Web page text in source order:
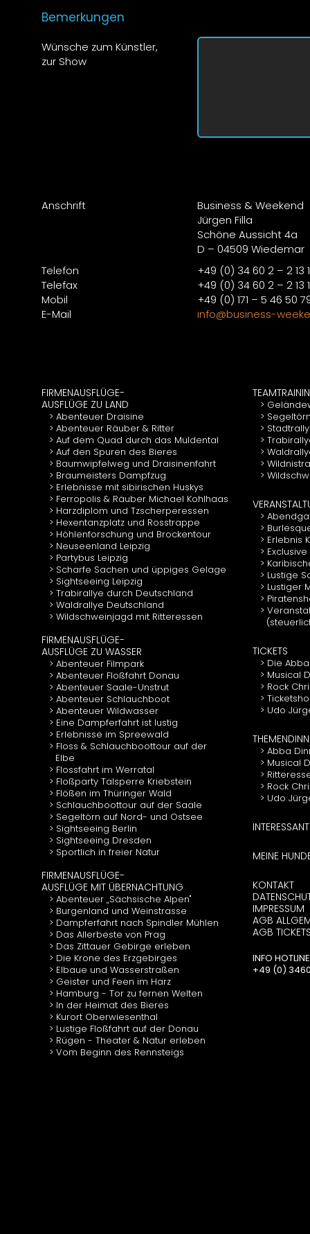
Bemerkungen
Wünsche zum Künstler,
zur Show
Anschrift
Business & Weekend
Jürgen Filla
Schöne Aussicht 4a
D – 04509 Wiedemar
Telefon
Telefax
Mobil
E-Mail
+49 (0) 34 60 2 – 2 13
+49 (0) 34 60 2 – 2 13
+49 (0) 171 – 5 46 50
info@business-
FIRMENAUSFLÜGE-
AUSFLÜGE ZU LAND
Abenteuer Draisine
Abenteuer Räuber & Ritter
Auf dem Quad durch das Muldental
Auf den Spuren des Bieres
Baumwipfelweg und Draisinenfahrt
Braumeisters Dampfzug
Erlebnisse mit sibirischen Huskys
Ferropolis & Räuber Michael Kohlhaas
Harzdiplom und Tzscherperessen
Hexentanzplatz und Rosstrappe
Höhlenforschung und Brockentour
Neuseenland Leipzig
Partybus Leipzig
Scharfe Sachen und üppiges Gelage
Sightseeing Leipzig
Trabirallye durch Deutschland
Waldrallye Deutschland
Wildschweinjagd mit Ritteressen
FIRMENAUSFLÜGE-
AUSFLÜGE ZU WASSER
Abenteuer Filmpark
Abenteuer Floßfahrt Donau
Abenteuer Saale-Unstrut
Abenteuer Schlauchboot
Abenteuer Wildwasser
Eine Dampferfahrt ist lustig
Erlebnisse im Spreewald
Floss & Schlauchboottour auf der
Elbe
Flossfahrt im Werratal
Floßparty Talsperre Kriebstein
Flößen im Thüringer Wald
Schlauchboottour auf der Saale
Segeltörn auf Nord- und Ostsee
Sightseeing Berlin
Sightseeing Dresden
Sportlich in freier Natur
FIRMENAUSFLÜGE-
AUSFLÜGE MIT ÜBERNACHTUNG
Abenteuer „Sächsische Alpen"
Burgenland und Weinstrasse
Dampferfahrt nach Spindler Mühlen
Das Allerbeste von Prag
Das Zittauer Gebirge erleben
Die Krone des Erzgebirges
Elbaue und Wasserstraßen
Geister und Feen im Harz
Hamburg - Tor zu fernen Welten
In der Heimat des Bieres
Kurort Oberwiesenthal
Lustige Floßfahrt auf der Donau
Rügen - Theater & Natur erleben
Vom Beginn des Rennsteigs
Erlebnis
Lustige
Lustiger
TICKETS
Die
Musical
Rock
Udo
Abba
Musical
Rock
Udo
MEINE
KONTAKT
IMPRESSUM
AGB
AGB
INFO HOTLINE
+49 (0)